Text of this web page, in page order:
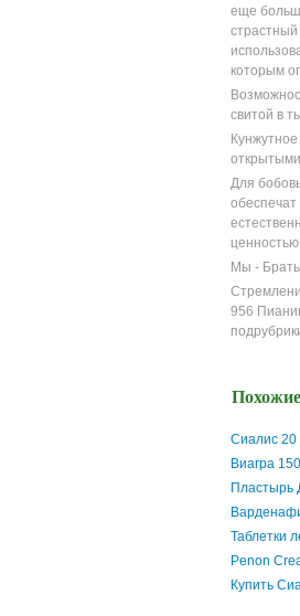
еще
которым
свитой в
Для
Мы -
956
Сиалис 20
Виагра
Пластырь
Таблетки
Penon
Купить